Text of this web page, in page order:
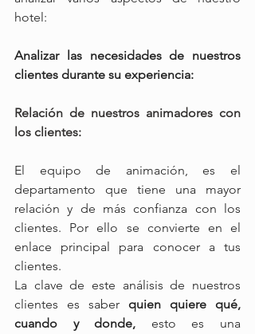
hotel:
Analizar las necesidades de nuestros
clientes durante su experiencia:
Relación de nuestros animadores con
los clientes:
El equipo de animación, es el
departamento que tiene una mayor
relación y de más confianza con los
clientes. Por ello se convierte en el
enlace principal para conocer a tus
clientes.
La clave de este análisis de nuestros
clientes es saber quien quiere qué,
cuando y donde, esto es una